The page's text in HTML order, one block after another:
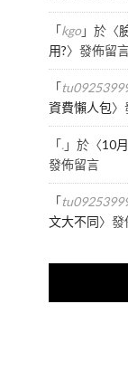
「kgo」於〈
用?〉發佈留
「
資費懶人包〉
「.」於〈10
發佈留言
「
文大不同〉發